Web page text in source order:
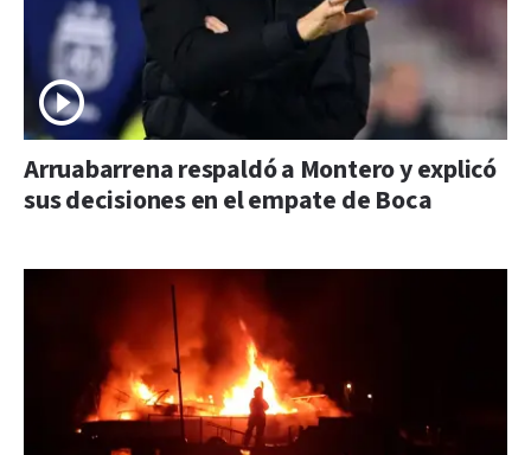
Arruabarrena respaldó a Montero y explicó
sus decisiones en el empate de Boca